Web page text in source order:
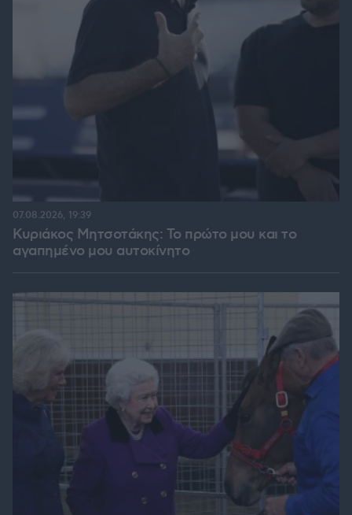
Κυριάκος Μητσοτάκης: Το πρώτο μου και το
αγαπημένο μου αυτοκίνητο
07.08.2026, 19:39